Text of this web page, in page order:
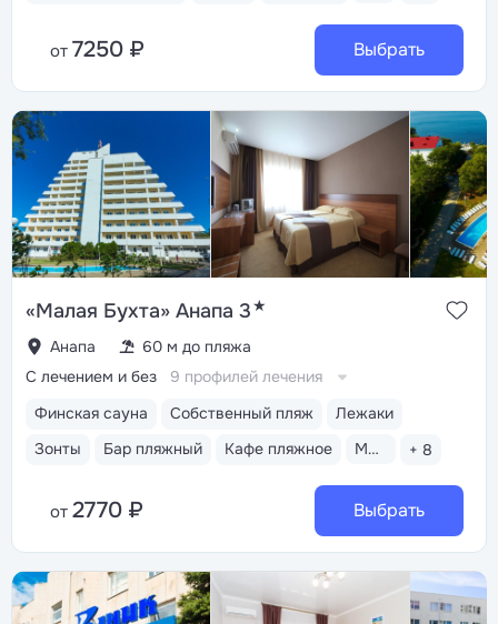
от 7250 ₽ Выбрать
«Малая Бухта» Анапа 3★
Анапа 60 м до пляжа
Финская сауна Собственный пляж
Лежаки
Зонты
Бар пляжный Кафе пляжное Медицинский пост + 8
С лечением и без 9 профилей лечения
от 2770 ₽ Выбрать